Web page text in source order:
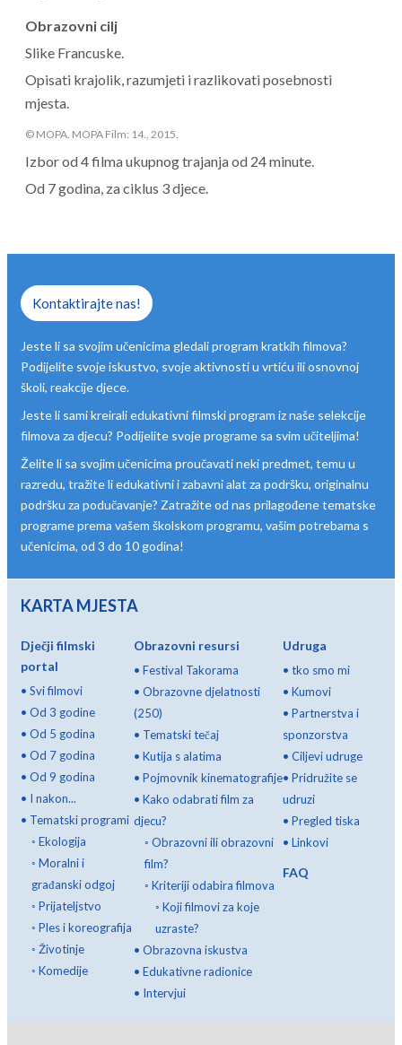
Obrazovni cilj
Slike Francuske.
Opisati krajolik, razumjeti i razlikovati posebnosti
mjesta.
© MOPA. MOPA Film: 14., 2015.
Izbor od 4 filma ukupnog trajanja od 24 minute.
Od 7 godina, za ciklus 3 djece.
Kontaktirajte nas!
Jeste li sa svojim učenicima gledali program kratkih filmova?
Podijelite svoje iskustvo, svoje aktivnosti u vrtiću ili osnovnoj
školi, reakcije djece.
Jeste li sami kreirali edukativni filmski program iz naše selekcije
filmova za djecu? Podijelite svoje programe sa svim učiteljima!
Želite li sa svojim učenicima proučavati neki predmet, temu u
razredu, tražite li edukativni i zabavni alat za podršku, originalnu
podršku za podučavanje? Zatražite od nas prilagođene tematske
programe prema vašem školskom programu, vašim potrebama s
učenicima, od 3 do 10 godina!
KARTA MJESTA
Dječji filmski
portal
• Svi filmovi
• Od 3 godine
• Od 5 godina
• Od 7 godina
• Od 9 godina
• I nakon...
• Tematski programi
◦ Ekologija
◦ Moralni i
građanski odgoj
◦ Prijateljstvo
◦ Ples i koreografija
◦ Životinje
◦ Komedije
Obrazovni resursi
• Festival Takorama
• Obrazovne djelatnosti
(250)
• Tematski tečaj
• Kutija s alatima
• Pojmovnik kinematografije
• Kako odabrati film za
djecu?
◦ Obrazovni ili obrazovni
film?
◦ Kriteriji odabira filmova
◦ Koji filmovi za koje
uzraste?
• Obrazovna iskustva
• Edukativne radionice
• Intervjui
Udruga
•tko smo mi
•Kumovi
•Partnerstva i
sponzorstva
•Ciljevi udruge
•Pridružite se
udruzi
•Pregled tiska
•Linkovi
FAQ